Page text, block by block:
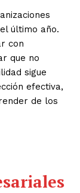
último año.
con
que no
sigue
efectiva,
de los